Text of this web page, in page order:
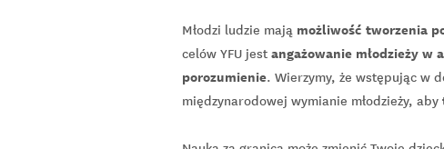
Młodzi ludzie mają możliwość tworzenia
celów YFU jest angażowanie młodzieży
porozumienie. Wierzymy, że wstępując w
międzynarodowej wymianie młodzieży, aby